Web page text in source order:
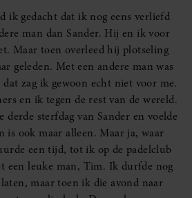
ik gedacht dat ik nog eens verliefd
man dan Sander. Hij en ik voor
Maar toen overleed hij plotseling
geleden. Met een andere man was
zag ik gewoon echt niet voor me.
en ik tegen de rest van de wereld.
derde sterfdag van Sander en voelde
is ook maar alleen. Maar ja, waar
een tijd, tot ik op de padelclub
een leuke man, Tim. Ik durfde nog
maar toen ik die avond naar